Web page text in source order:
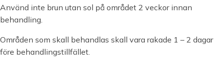
Använd inte brun utan sol på området 2 veckor innan
behandling.
Områden som skall behandlas skall vara rakade 1 – 2 dagar
före behandlingstillfället.